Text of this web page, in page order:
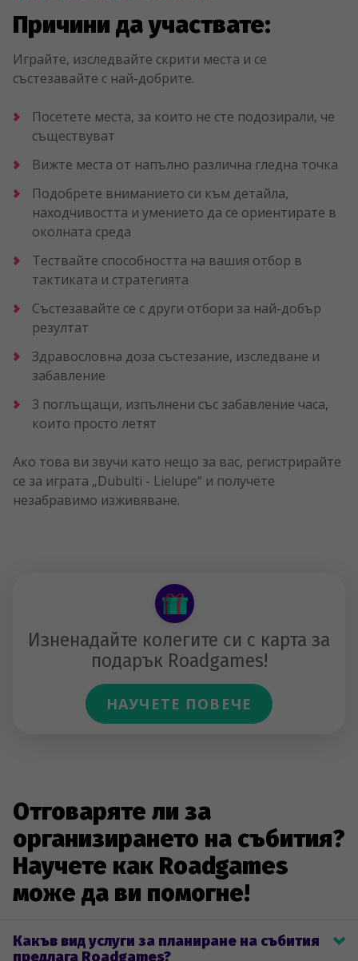
Причини да участвате:
Играйте, изследвайте скрити места и се
състезавайте с най-добрите.
Посетете места, за които не сте подозирали, че
съществуват
Вижте места от напълно различна гледна точка
Подобрете вниманието си към детайла,
находчивостта и умението да се ориентирате в
околната среда
Тествайте способността на вашия отбор в
тактиката и стратегията
Състезавайте се с други отбори за най-добър
резултат
Здравословна доза състезание, изследване и
забавление
3 поглъщащи, изпълнени със забавление часа,
които просто летят
Ако това ви звучи като нещо за вас, регистрирайте
се за играта „Dubulti - Lielupe“ и получете
незабравимо изживяване.
Изненадайте колегите си с карта за
подарък Roadgames!
НАУЧЕТЕ ПОВЕЧЕ
Отговаряте ли за
организирането на събития?
Научете как Roadgames
може да ви помогне!
Какъв вид услуги за планиране на събития
предлага Roadgames?